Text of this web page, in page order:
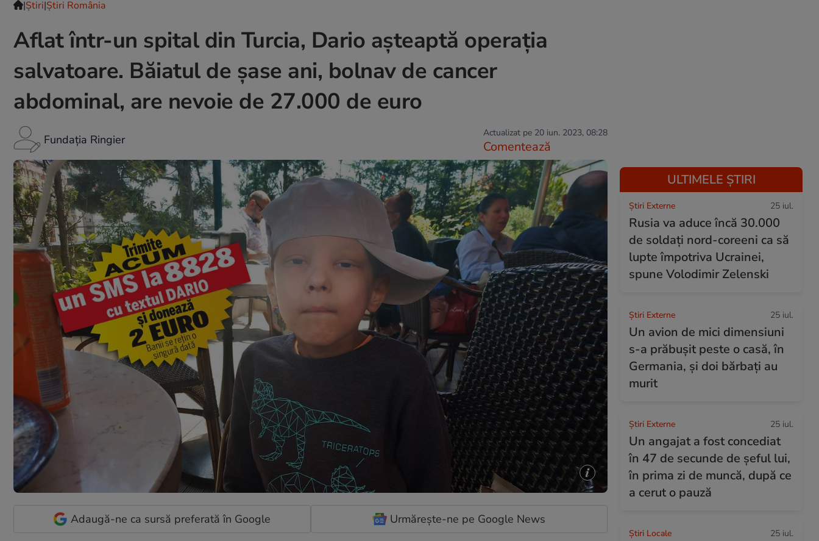
|Ştiri|Știri România
Aflat într-un spital din Turcia, Dario așteaptă operația
salvatoare. Băiatul de șase ani, bolnav de cancer
abdominal, are nevoie de 27.000 de euro
Fundația Ringier Actualizat pe 20 iun. 2023, 08:28
Comentează
Adaugă-ne ca sursă preferată în Google Urmărește-ne pe Google News
ULTIMELE ȘTIRI
Știri Externe 25 iul.
Rusia va aduce încă 30.000
de soldaţi nord-coreeni ca să
lupte împotriva Ucrainei,
spune Volodimir Zelenski
Știri Externe 25 iul.
Un avion de mici dimensiuni
s-a prăbușit peste o casă, în
Germania, și doi bărbați au
murit
Știri Externe 25 iul.
Un angajat a fost concediat
în 47 de secunde de șeful lui,
în prima zi de muncă, după ce
a cerut o pauză
Știri Locale 25 iul.